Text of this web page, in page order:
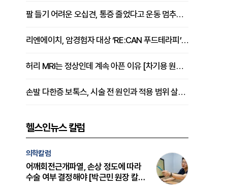
팔 들기 어려운 오십견, 통증 줄었다고 운동 멈추면 안 되는 이유 [이병욱 원장 칼럼]
리엔에이치, 암경험자 대상 ‘RE:CAN 푸드테라피’ 운영
허리 MRI는 정상인데 계속 아픈 이유 [차기용 원장 칼럼]
손발 다한증 보톡스, 시술 전 원인과 적용 범위 살펴야 [강윤일 원장 칼럼]
헬스인뉴스 칼럼
의학칼럼
어깨회전근개파열, 손상 정도에 따라
수술 여부 결정해야 [박근민 원장 칼